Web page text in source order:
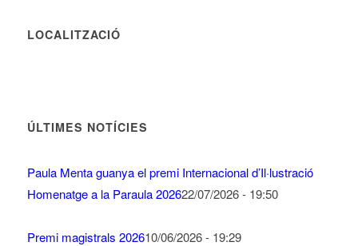
LOCALITZACIÓ
ÚLTIMES NOTÍCIES
Paula Menta guanya el premi Internacional d’Il·lustració
Homenatge a la Paraula 202622/07/2026 - 19:50
Premi magistrals 202610/06/2026 - 19:29